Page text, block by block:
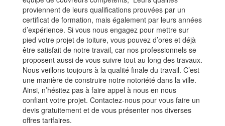
proviennent de leurs qualifications prouvées par un
certificat de formation, mais également par leurs années
d’expérience. Si vous nous engagez pour mettre sur
pied votre projet de toiture, vous pouvez d’ores et déjà
être satisfait de notre travail, car nos professionnels se
proposent aussi de vous suivre tout au long des travaux.
Nous veillons toujours à la qualité finale du travail. C’est
une manière de construire notre notoriété dans la ville.
Ainsi, n’hésitez pas à faire appel à nous en nous
confiant votre projet. Contactez-nous pour vous faire un
devis gratuitement et de vous présenter nos diverses
offres tarifaires.